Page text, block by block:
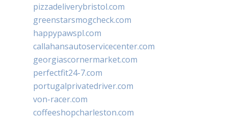
pizzadeliverybristol.com
greenstarsmogcheck.com
happypawspl.com
callahansautoservicecenter.com
georgiascornermarket.com
perfectfit24-7.com
portugalprivatedriver.com
von-racer.com
coffeeshopcharleston.com